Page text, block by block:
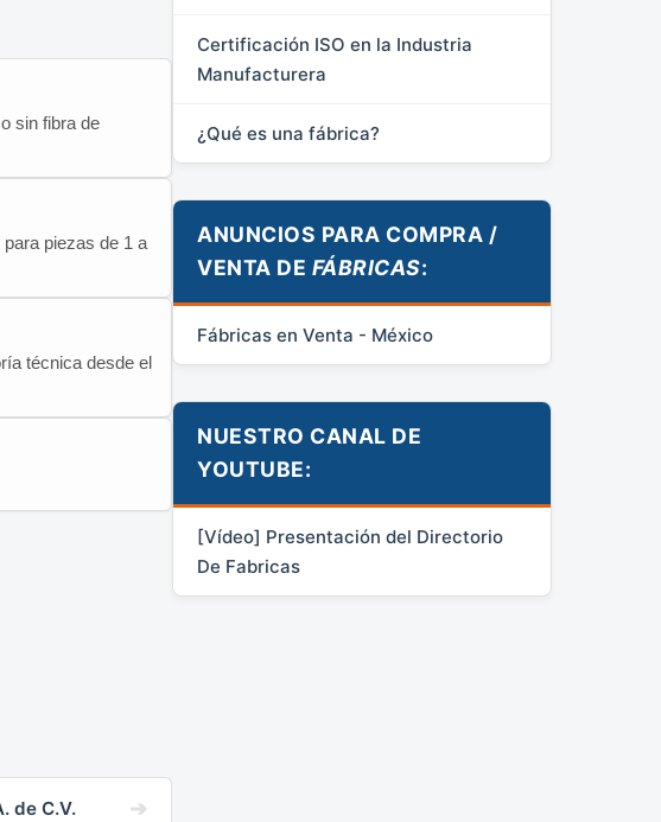
sin fibra de
piezas de 1 a
técnica desde el
de C.V.
Certificación ISO en la Industria
Manufacturera
¿Qué es una fábrica?
ANUNCIOS PARA COMPRA /
VENTA DE FÁBRICAS:
Fábricas en Venta - México
NUESTRO CANAL DE
YOUTUBE:
[Vídeo] Presentación del Directorio
De Fabricas